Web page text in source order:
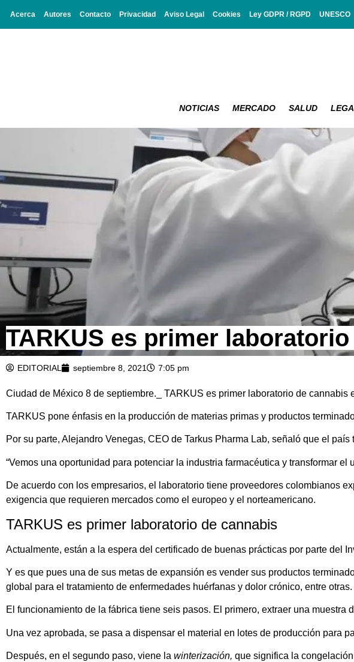
Acerca Autores Contacto Privacidad Aviso Legal Cookies Ley GDPR / RGPD UNESCO
NOTICIAS MERCADO SALUD
TARKUS es primer
EDITORIAL septiembre 8, 2021 7:05 pm
Ciudad de México 8 de septiembre._ TARKUS es primer laboratorio de cannabis
TARKUS pone énfasis en la producción de materias primas y productos
Por su parte, Alejandro Venegas, CEO de Tarkus Pharma Lab, señaló que el
“Vemos una oportunidad para potenciar la industria farmacéutica y transformar
De acuerdo con los empresarios, el laboratorio tiene proveedores colombianos
exigencia que requieren mercados como el europeo y el norteamericano.
TARKUS es primer laboratorio de cannabis
Actualmente, están a la espera del certificado de buenas prácticas por parte del
Y es que pues una de sus metas de expansión es vender sus productos
global para el tratamiento de enfermedades huérfanas y dolor crónico, entre otras.
El funcionamiento de la fábrica tiene seis pasos. El primero, extraer una muestra
Una vez aprobada, se pasa a dispensar el material en lotes de producción para
Después, en el segundo paso, viene la winterización, que significa la